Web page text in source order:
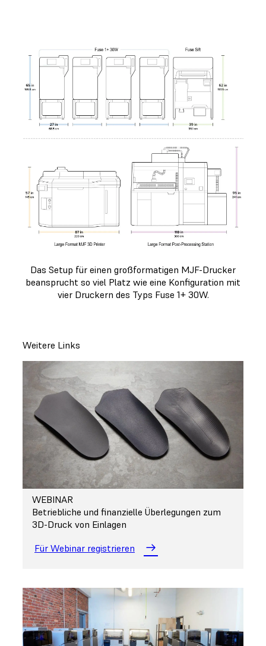
Das Setup für einen großformatigen MJF-Drucker
beansprucht so viel Platz wie eine Konfiguration mit
vier Druckern des Typs Fuse 1+ 30W.
Weitere Links
WEBINAR
Betriebliche und finanzielle Überlegungen zum
3D-Druck von Einlagen
Für Webinar registrieren